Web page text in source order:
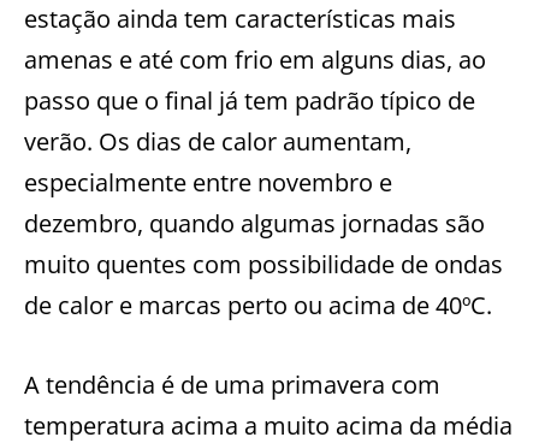
estação ainda tem características mais
amenas e até com frio em alguns dias, ao
passo que o final já tem padrão típico de
verão. Os dias de calor aumentam,
especialmente entre novembro e
dezembro, quando algumas jornadas são
muito quentes com possibilidade de ondas
de calor e marcas perto ou acima de 40ºC.
A tendência é de uma primavera com
temperatura acima a muito acima da média